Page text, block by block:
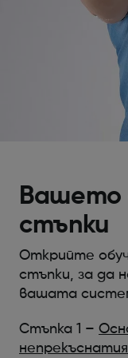
Вашето
стъпки
Открийте
стъпки, за да
вашата
Стъпка 1 –